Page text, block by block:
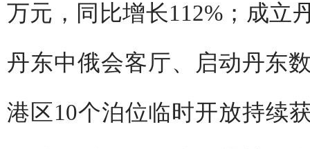
万元，同比增长112%；成立
丹东中俄会客厅、启动丹东
港区10个泊位临时开放持续